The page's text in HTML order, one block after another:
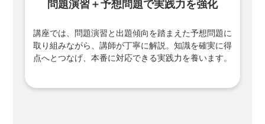
問題演習＋予想問題で実践力を強化
講座では、問題演習と出題傾向を踏まえた予想問題に
取り組みながら、講師が丁寧に解説。知識を確実に得
点へとつなげ、本番に対応できる実践力を養います。